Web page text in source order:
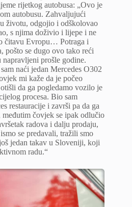
rijetkog autobusa: „Ovo je
autobusu. Zahvaljujući
životu, odgojio i odškolovao
s njima doživio i lijepe i ne
čitavu Evropu… Potraga i
pošto se dugo ovo tako reći
prošle godine.
naći jedan Mercedes O302
mi kaže da je počeo
da ga pogledamo vozilo je
procesa. Bio sam
restauracije i završi pa da ga
čovjek se ipak odlučio
radova i dalju prodaju,
se predavali, tražili smo
jedan takav u Sloveniji, koji
radu.“